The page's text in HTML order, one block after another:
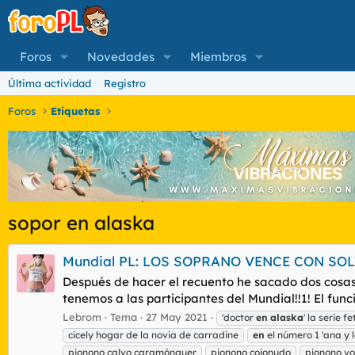
Foros Novedades Miembros
Última actividad Registro
Foros Etiquetas
sopor en alaska
Mundial PL: LOS SOPRANO VENCE CON
Después de hacer el recuento he sacado dos
tenemos a las participantes del Mundial!!1! El
Lebrom Tema 27 May 2021 'doctor en alaska' la serie
cicely hogar de la novia de carradine
en el número 1 'ana y
pionono calvo caramónguer
pionono cojonudo pionono